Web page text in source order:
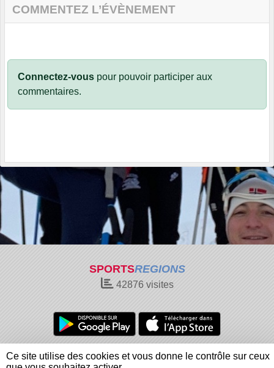
COMMENTEZ L’ÉVÈNEMENT
Connectez-vous pour pouvoir participer aux
commentaires.
SPORTSREGIONS
42876visites
Charte cookies
Gestion des cookies
Informations légales
Signaler un contenu inapproprié
Ce site utilise des cookies et vous donne le contrôle sur ceux